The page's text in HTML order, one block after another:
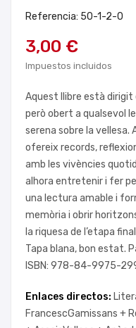
Referencia: 50-1-2-0
3,00 €
Impuestos incluidos
Aquest llibre està dirigit
però obert a qualsevol
serena sobre la vellesa.
ofereix records,
amb les vivències
alhora entretenir i fer
una lectura amable i
memòria i obrir
la riquesa de l’etapa
Tapa blana, bon estat.
ISBN: 978-84-9975-
Enlaces directos:
FrancescGamissans +